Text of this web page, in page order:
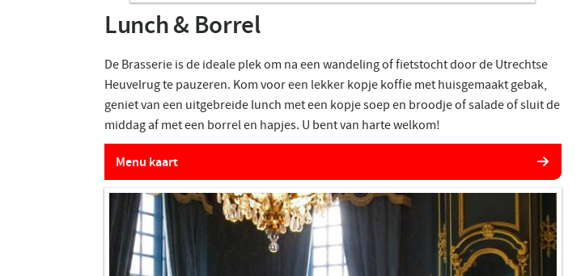
Lunch & Borrel
De Brasserie is de ideale plek om na een wandeling of fietstocht door de Utrechtse
Heuvelrug te pauzeren. Kom voor een lekker kopje koffie met huisgemaakt gebak,
geniet van een uitgebreide lunch met een kopje soep en broodje of salade of sluit de
middag af met een borrel en hapjes. U bent van harte welkom!
Menu kaart